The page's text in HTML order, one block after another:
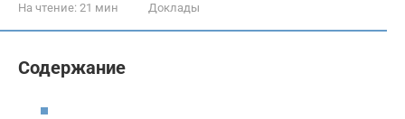
На чтение: 21 мин Доклады
Содержание